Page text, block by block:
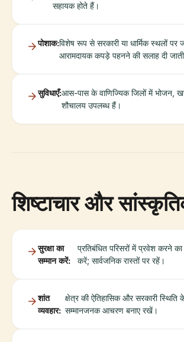
सहायक होते हैं।
पोशाक:विशेष रूप से सरकारी या धार्मिक स्थलों पर
आरामदायक कपड़े पहनने की सलाह दी
सुविधाएँ:आस-पास के वाणिज्यिक जिलों में भोजन,
शौचालय उपलब्ध हैं।
शिष्टाचार और
सुरक्षा का
सम्मान करें:
प्रतिबंधित परिसरों में प्रवेश करने
करें; सार्वजनिक रास्तों पर रहें।
शांत
व्यवहार:
क्षेत्र की ऐतिहासिक और सरकारी स्थिति
सम्मानजनक आचरण बनाए रखें।